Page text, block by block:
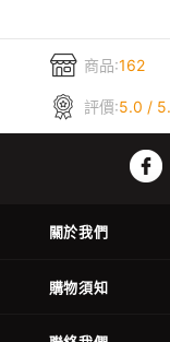
商品:162
評價:5.0 /
關於我們
購物須知